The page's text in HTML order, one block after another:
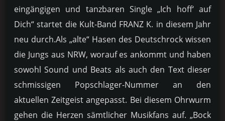
eingängigen und tanzbaren Single „Ich hoff‘ auf
Dich“ startet die Kult-Band FRANZ K. in diesem Jahr
neu durch.Als „alte“ Hasen des Deutschrock wissen
die Jungs aus NRW, worauf es ankommt und haben
sowohl Sound und Beats als auch den Text dieser
schmissigen Popschlager-Nummer an den
aktuellen Zeitgeist angepasst. Bei diesem Ohrwurm
gehen die Herzen sämtlicher Musikfans auf. „Bock